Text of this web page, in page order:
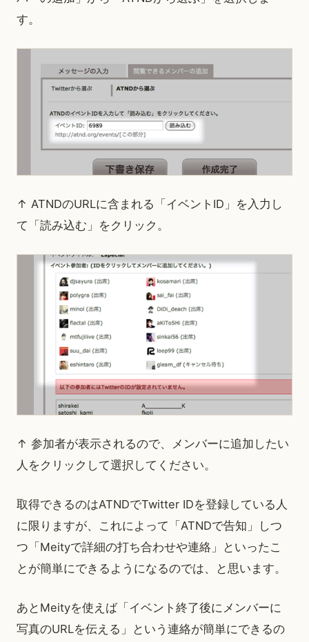
す。
↑ ATNDのURLに含まれる「イベントID」を入力し
て「読み込む」をクリック。
↑ 参加者が表示されるので、メンバーに追加したい
人をクリックして選択してください。
取得できるのはATNDでTwitter IDを登録している人
に限りますが、これによって「ATNDで告知」しつ
つ「Meityで詳細の打ち合わせや連絡」といったこ
とが簡単にできるようになるのでは、と思います。
あとMeityを使えば「イベント終了後にメンバーに
写真のURLを伝える」という連絡が簡単にできるの